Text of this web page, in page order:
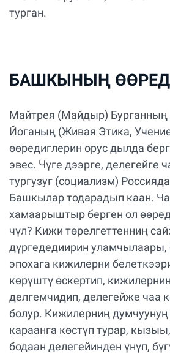
турган.
БАШКЫНЫҢ
Майтрея (Майдыр) Бурганның
Йоганың (Живая Этика,
өөредиглерин орус дылда
эвес. Чүге дээрге, делегейге
тургузуг (социализм)
Башкылар тодарадып каан.
хамаарыштыр берген ол
чүл? Кижи төрелгеттенниң
дүргедедиирин уламчылаары,
эпохага кижилерни
көрүштү өскертип,
делгемчидип, делегейже чаа
болур. Кижилерниң думчуунуң
караанга көстүп турар,
бодаан делегейинден үнүп,